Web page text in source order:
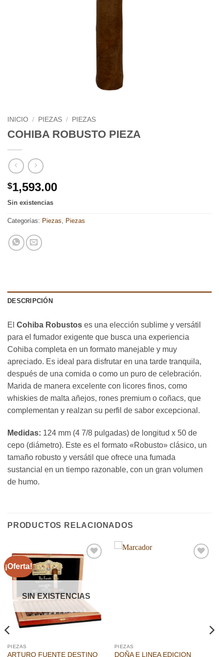
INICIO / PIEZAS / PIEZAS
COHIBA ROBUSTO PIEZA
$1,593.00
Sin existencias
Categorías: Piezas, Piezas
DESCRIPCIÓN
El Cohiba Robustos es una elección sublime y versátil
para el fumador exigente que busca una experiencia
Cohiba completa en un formato manejable y muy
apreciado. Es ideal para disfrutar en una tarde tranquila,
después de una comida o como un puro de celebración.
Marida de manera excelente con licores finos, como
whiskies de malta añejos, rones premium o coñacs, que
complementan y realzan su perfil de sabor excepcional.
Medidas: 124 mm (4 7/8 pulgadas) de longitud x 50 de
cepo (diámetro). Este es el formato «Robusto» clásico, un
tamaño robusto y versátil que ofrece una fumada
sustancial en un tiempo razonable, con un gran volumen
de humo.
PRODUCTOS RELACIONADOS
¡Oferta!
Añadir
lista de
SIN EXISTENCIAS
PIEZAS
ARTURO FUENTE DESTINO
PIEZAS
DOÑA E LINEA EDICION